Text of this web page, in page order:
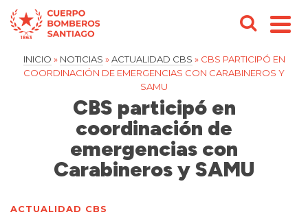
INICIO » NOTICIAS » ACTUALIDAD CBS » CBS PARTICIPÓ EN
COORDINACIÓN DE EMERGENCIAS CON CARABINEROS Y
SAMU
CBS participó en
coordinación de
emergencias con
Carabineros y SAMU
ACTUALIDAD CBS